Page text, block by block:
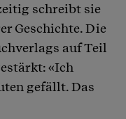
schreibt sie
Geschichte. Die
auf Teil
«Ich
gefällt. Das